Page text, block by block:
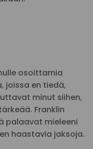
osoittamia
joissa en tiedä,
minut siihen,
Franklin
palaavat mieleeni
haastavia jaksoja.